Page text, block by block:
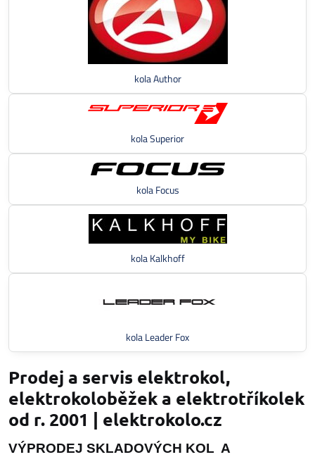
kola Author
kola Superior
kola Focus
kola Kalkhoff
kola Leader Fox
Prodej a servis elektrokol,
elektrokoloběžek a elektrotříkolek
od r. 2001 | elektrokolo.cz
VÝPRODEJ SKLADOVÝCH KOL A